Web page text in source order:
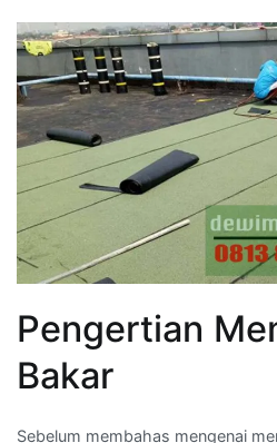
Pengertian
Bakar
Sebelum membahas mengenai